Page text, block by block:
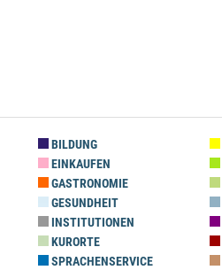
BILDUNG
EINKAUFEN
GASTRONOMIE
GESUNDHEIT
INSTITUTIONEN
KURORTE
SPRACHENSERVICE